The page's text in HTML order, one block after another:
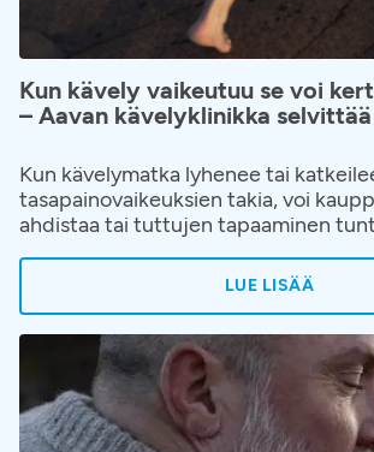
Kun kävely vaikeutuu se voi
– Aavan kävelyklinikka
Kun kävelymatka lyhenee tai
tasapainovaikeuksien takia, voi
ahdistaa tai tuttujen tapaaminen
kävelyn hankaloituminen
Aavaan on avattu kävelyklinikka,
ilman lähetettä, kun kävely on
elämää.
LUE LISÄÄ